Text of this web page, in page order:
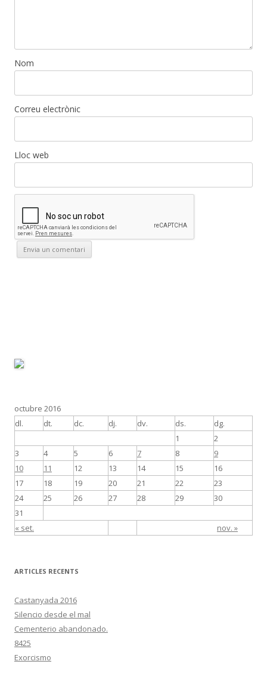
Nom
Correu electrònic
Lloc web
octubre 2016
dl.
dt. dc. dj. dv. ds. dg.
« set. nov. »
1
2
3
4 5 6 7 8
9
10
11 12 13 14 15
16
17
18 19 20 21 22
23
24
25 26 27 28 29
30
31
ARTICLES RECENTS
Castanyada 2016
Silencio desde el mal
Cementerio abandonado.
8425
Exorcismo